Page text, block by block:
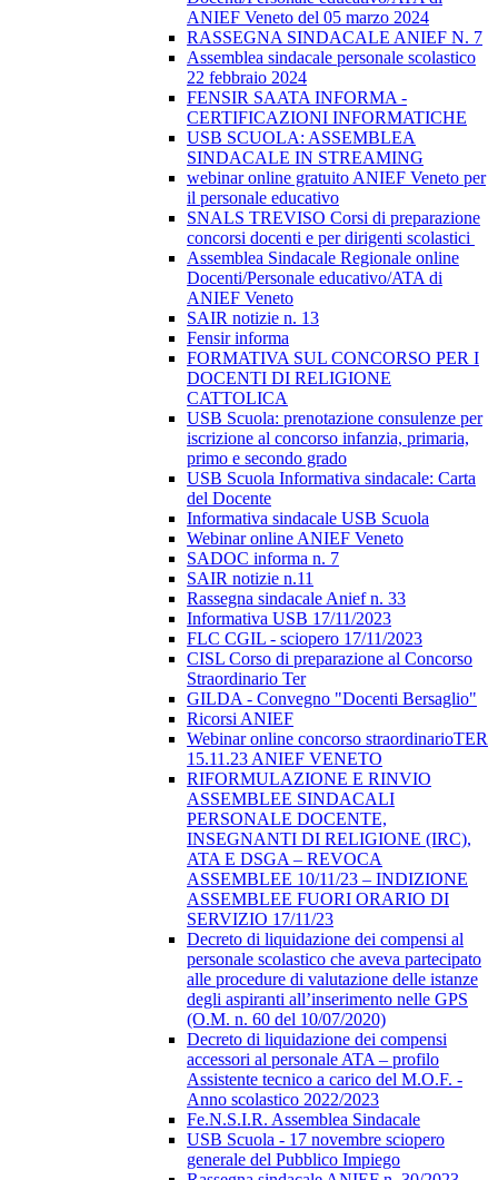
ANIEF Veneto del 05 marzo 2024
RASSEGNA SINDACALE ANIEF N. 7
Assemblea sindacale personale scolastico
22 febbraio 2024
FENSIR SAATA INFORMA -
CERTIFICAZIONI INFORMATICHE
USB SCUOLA: ASSEMBLEA
SINDACALE IN STREAMING
webinar online gratuito ANIEF Veneto per
il personale educativo
SNALS TREVISO Corsi di preparazione
concorsi docenti e per dirigenti scolastici
Assemblea Sindacale Regionale online
Docenti/Personale educativo/ATA di
ANIEF Veneto
SAIR notizie n. 13
Fensir informa
FORMATIVA SUL CONCORSO PER I
DOCENTI DI RELIGIONE
CATTOLICA
USB Scuola: prenotazione consulenze per
iscrizione al concorso infanzia, primaria,
primo e secondo grado
USB Scuola Informativa sindacale: Carta
del Docente
Informativa sindacale USB Scuola
Webinar online ANIEF Veneto
SADOC informa n. 7
SAIR notizie n.11
Rassegna sindacale Anief n. 33
Informativa USB 17/11/2023
FLC CGIL - sciopero 17/11/2023
CISL Corso di preparazione al Concorso
Straordinario Ter
GILDA - Convegno "Docenti Bersaglio"
Ricorsi ANIEF
Webinar online concorso straordinarioTER
15.11.23 ANIEF VENETO
RIFORMULAZIONE E RINVIO
ASSEMBLEE SINDACALI
PERSONALE DOCENTE,
INSEGNANTI DI RELIGIONE (IRC),
ATA E DSGA – REVOCA
ASSEMBLEE 10/11/23 – INDIZIONE
ASSEMBLEE FUORI ORARIO DI
SERVIZIO 17/11/23
Decreto di liquidazione dei compensi al
personale scolastico che aveva partecipato
alle procedure di valutazione delle istanze
degli aspiranti all’inserimento nelle GPS
(O.M. n. 60 del 10/07/2020)
Decreto di liquidazione dei compensi
accessori al personale ATA – profilo
Assistente tecnico a carico del M.O.F. -
Anno scolastico 2022/2023
Fe.N.S.I.R. Assemblea Sindacale
USB Scuola - 17 novembre sciopero
generale del Pubblico Impiego